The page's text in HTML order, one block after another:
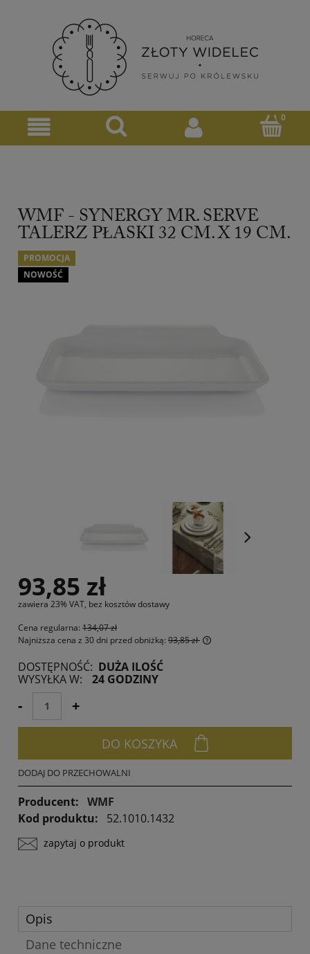
WMF - SYNERGY MR. SERVE
TALERZ PŁASKI 32 CM. X 19 CM.
PROMOCJA
NOWOŚĆ
93,85 zł
zawiera 23% VAT, bez kosztów dostawy
Cena regularna: 134,07 zł
Najniższa cena z 30 dni przed obniżką: 93,85 zł
DOSTĘPNOŚĆ: DUŻA ILOŚĆ
WYSYŁKA W:
24 GODZINY
- +
DO KOSZYKA
DODAJ DO PRZECHOWALNI
Producent: WMF
Kod produktu:
52.1010.1432
zapytaj o produkt
Opis
Dane techniczne